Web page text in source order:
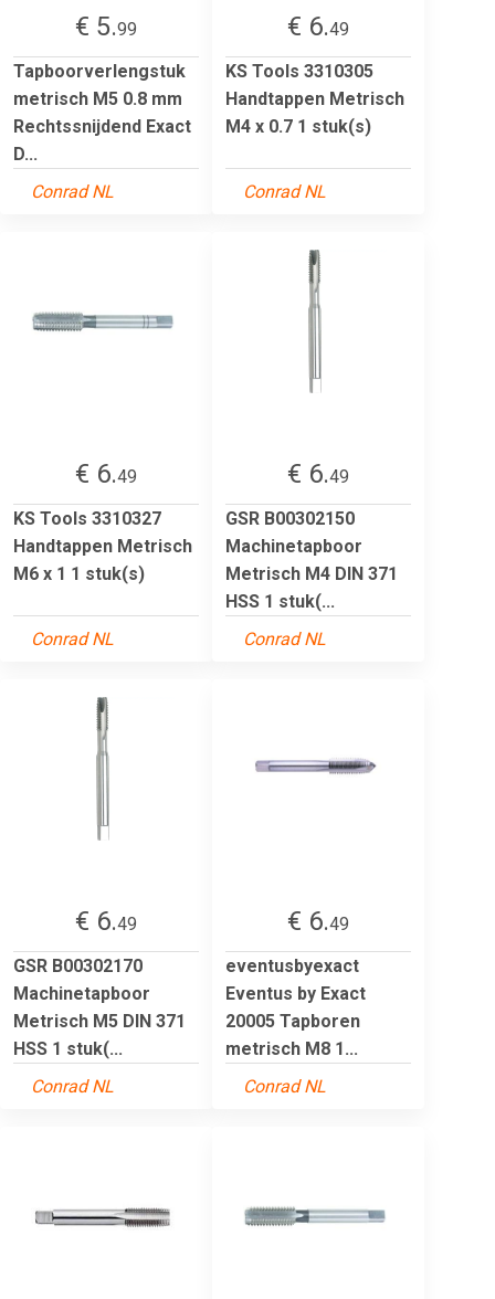
€ 5.99
Tapboorverlengstuk
metrisch M5 0.8 mm
Rechtssnijdend Exact
D...
Conrad NL
€ 6.49
KS Tools 3310305
Handtappen Metrisch
M4 x 0.7 1 stuk(s)
Conrad NL
€ 6.49
KS Tools 3310327
Handtappen Metrisch
M6 x 1 1 stuk(s)
Conrad NL
€ 6.49
GSR B00302150
Machinetapboor
Metrisch M4 DIN 371
HSS 1 stuk(...
Conrad NL
€ 6.49
GSR B00302170
Machinetapboor
Metrisch M5 DIN 371
HSS 1 stuk(...
Conrad NL
€ 6.49
eventusbyexact
Eventus by Exact
20005 Tapboren
metrisch M8 1...
Conrad NL